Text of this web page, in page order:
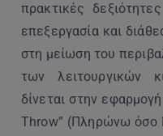
πρακτικές
επεξεργασία και
στη μείωση του
των λειτουργικών
δίνεται στην
Throw” (Πληρώνω όσο